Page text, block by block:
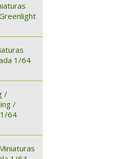
1/64
/
/
64